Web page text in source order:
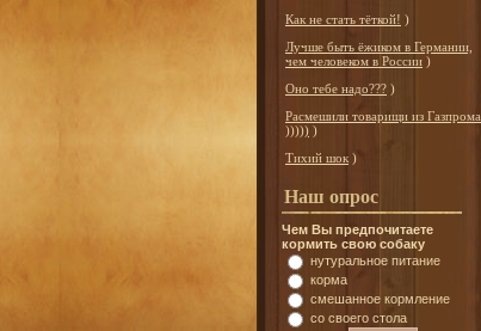
Как не стать тёткой! )
Лучше быть ёжиком в Германии,
чем человеком в России )
Оно тебе надо??? )
Расмешили товарищи из Газпрома
))))) )
Тихий шок )
Наш опрос
Чем Вы предпочитаете
кормить свою собаку
нутуральное питание
корма
смешанное кормление
со своего стола